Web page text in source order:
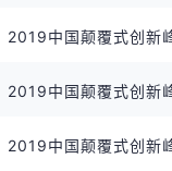
2019中国颠覆式创新
2019中国颠覆式创新
2019中国颠覆式创新